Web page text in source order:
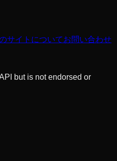
サイトについてお問い合わせ
but is not endorsed or